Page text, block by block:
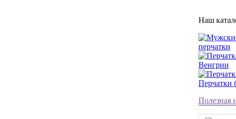
Наш
перчатки
Венгрии
Перчатки
Полезная